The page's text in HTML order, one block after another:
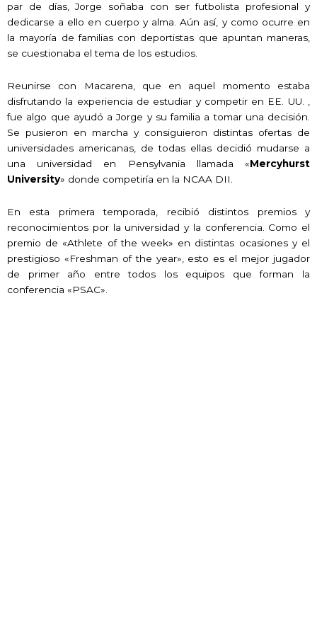
par de días, Jorge soñaba con ser futbolista profesional y
dedicarse a ello en cuerpo y alma. Aún así, y como ocurre en
la mayoría de familias con deportistas que apuntan maneras,
se cuestionaba el tema de los estudios.
Reunirse con Macarena, que en aquel momento estaba
disfrutando la experiencia de estudiar y competir en EE. UU. ,
fue algo que ayudó a Jorge y su familia a tomar una decisión.
Se pusieron en marcha y consiguieron distintas ofertas de
universidades americanas, de todas ellas decidió mudarse a
una universidad en Pensylvania llamada «Mercyhurst
University» donde competiría en la NCAA DII.
En esta primera temporada, recibió distintos premios y
reconocimientos por la universidad y la conferencia. Como el
premio de «Athlete of the week» en distintas ocasiones y el
prestigioso «Freshman of the year», esto es el mejor jugador
de primer año entre todos los equipos que forman la
conferencia «PSAC».